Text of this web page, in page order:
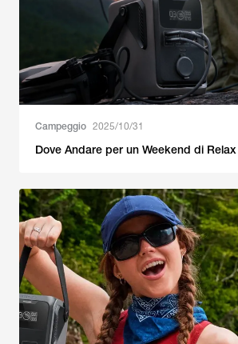
Campeggio 2025/10/31
Dove Andare per un Weekend di